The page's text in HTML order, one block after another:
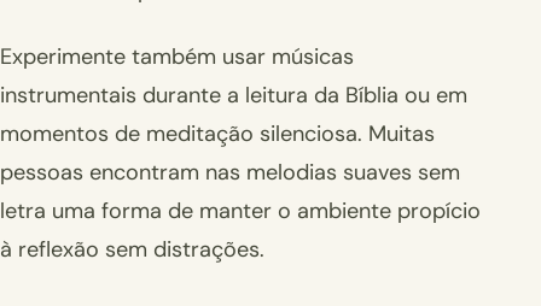
Experimente também usar músicas
instrumentais durante a leitura da Bíblia ou em
momentos de meditação silenciosa. Muitas
pessoas encontram nas melodias suaves sem
letra uma forma de manter o ambiente propício
à reflexão sem distrações.